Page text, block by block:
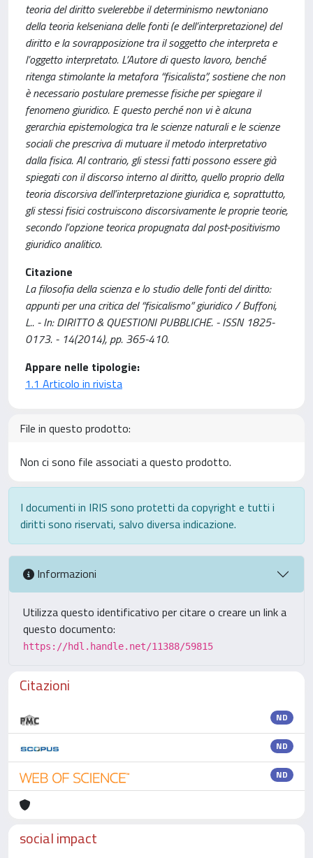
teoria del diritto svelerebbe il determinismo newtoniano
della teoria kelseniana delle fonti (e dell’interpretazione) del
diritto e la sovrapposizione tra il soggetto che interpreta e
l’oggetto interpretato. L’Autore di questo lavoro, benché
ritenga stimolante la metafora “fisicalista”, sostiene che non
è necessario postulare premesse fisiche per spiegare il
fenomeno giuridico. E questo perché non vi è alcuna
gerarchia epistemologica tra le scienze naturali e le scienze
sociali che prescriva di mutuare il metodo interpretativo
dalla fisica. Al contrario, gli stessi fatti possono essere già
spiegati con il discorso interno al diritto, quello proprio della
teoria discorsiva dell’interpretazione giuridica e, soprattutto,
gli stessi fisici costruiscono discorsivamente le proprie teorie,
secondo l’opzione teorica propugnata dal post-positivismo
giuridico analitico.
Citazione
La filosofia della scienza e lo studio delle fonti del diritto:
appunti per una critica del “fisicalismo” giuridico / Buffoni,
L.. - In: DIRITTO & QUESTIONI PUBBLICHE. - ISSN 1825-
0173. - 14(2014), pp. 365-410.
Appare nelle tipologie:
1.1 Articolo in rivista
File in questo prodotto:
Non ci sono file associati a questo prodotto.
I documenti in IRIS sono protetti da copyright e tutti i
diritti sono riservati, salvo diversa indicazione.
Informazioni
Utilizza questo identificativo per citare o creare un link a
questo documento:
https://hdl.handle.net/11388/59815
Citazioni
ND
ND
ND
social impact